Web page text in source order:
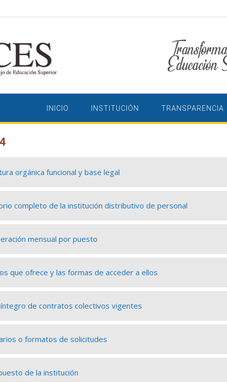
INICIO INSTITUCIÓN TRANSPARENCIA
orgánica funcional y base legal
completo de la institución distributivo de personal
mensual por puesto
que ofrece y las formas de acceder a ellos
de contratos colectivos vigentes
o formatos de solicitudes
de la institución